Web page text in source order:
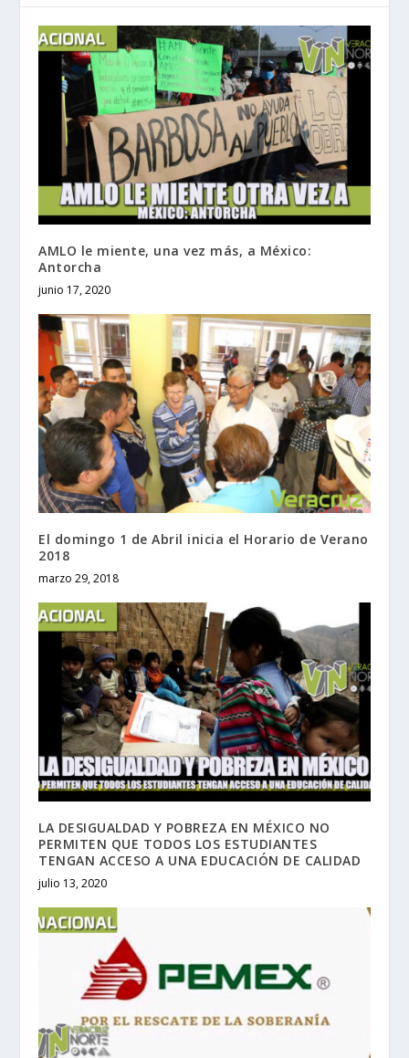
AMLO le miente, una vez más, a México:
Antorcha
junio 17, 2020
El domingo 1 de Abril inicia el Horario de Verano
2018
marzo 29, 2018
LA DESIGUALDAD Y POBREZA EN MÉXICO NO
PERMITEN QUE TODOS LOS ESTUDIANTES
TENGAN ACCESO A UNA EDUCACIÓN DE CALIDAD
julio 13, 2020